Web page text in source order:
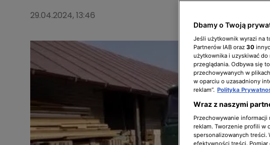
29.04.2024, 13:46
Dbamy o Twoją
Jeśli użytkownik wyrazi na
Partnerów IAB oraz 30
użytkownika i uzyskiwać
przeglądania. Odbywa się
przechowywanych w
w oparciu o uzasadniony
reklam”. Polityka
Wraz z naszymi
Przechowywanie
reklam. Tworzenie profili w
spersonalizowanych treści.
efektywności treści.